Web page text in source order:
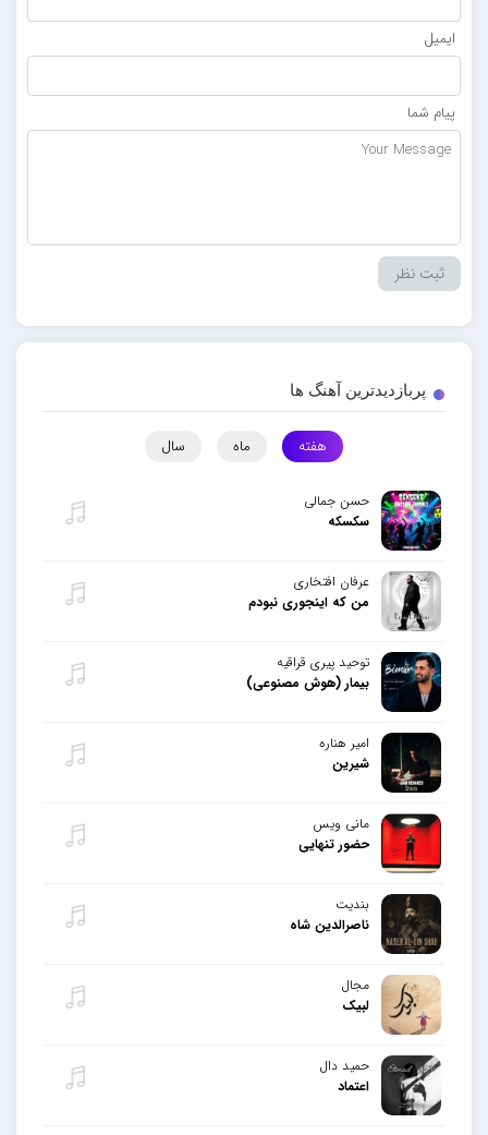
ایمیل
پیام شما
پربازدیدترین آهنگ ها
هفته ماه سال
حسن جمالی
سکسکه
عرفان افتخاری
من که اینجوری نبودم
توحید پیری قراقیه
بیمار (هوش مصنوعی)
امیر هناره
شیرین
مانی ویس
حضور تنهایی
بندیت
ناصرالدین شاه
مجال
لبیک
حمید دال
اعتماد